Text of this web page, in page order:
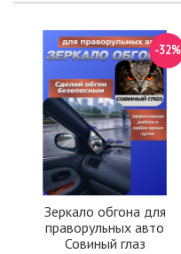
Зеркало обгона для
праворульных авто
Совиный глаз
-32%